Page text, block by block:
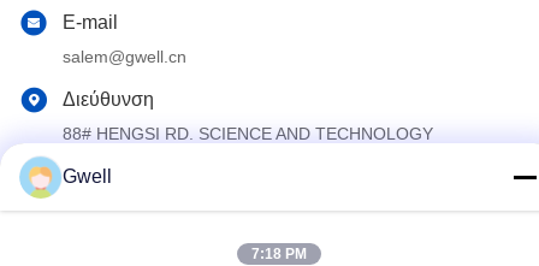
E-mail
salem@gwell.cn
Διεύθυνση
88# HENGSI RD. SCIENCE AND TECHNOLOGY
SUZHOU JIANGSU PROVINCE, CHINA Η βιομηχανία της
Gwell
7:18 PM